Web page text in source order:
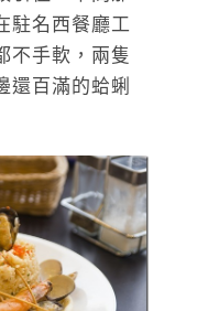
駐名西餐廳工
不手軟，兩隻
還百滿的蛤蜊